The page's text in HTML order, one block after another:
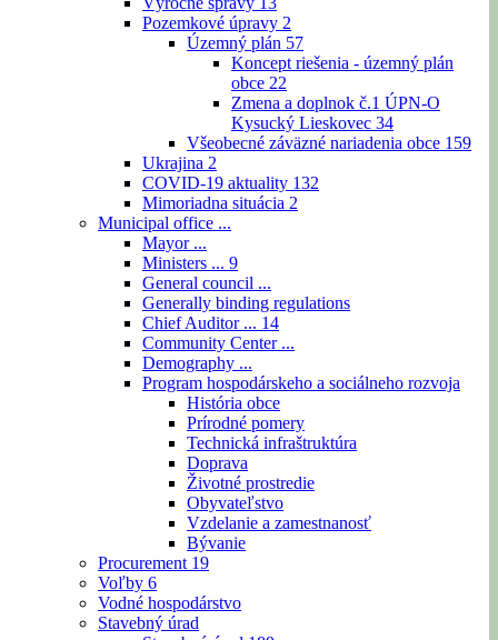
Pozemkové úpravy 2
Územný plán 57
Koncept riešenia - územný plán
obce 22
Zmena a doplnok č.1 ÚPN-O
Kysucký Lieskovec 34
Všeobecné záväzné nariadenia obce 159
Ukrajina 2
COVID-19 aktuality 132
Mimoriadna situácia 2
Municipal office ...
Mayor ...
Ministers ... 9
General council ...
Generally binding regulations
Chief Auditor ... 14
Community Center ...
Demography ...
Program hospodárskeho a sociálneho rozvoja
História obce
Prírodné pomery
Technická infraštruktúra
Doprava
Životné prostredie
Obyvateľstvo
Vzdelanie a zamestnanosť
Bývanie
Procurement 19
Voľby 6
Vodné hospodárstvo
Stavebný úrad